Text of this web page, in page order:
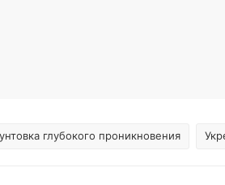
глубокого проникновения